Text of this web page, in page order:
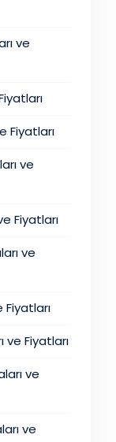
ve
Fiyatları
ve
Fiyatları
ve
Fiyatları
ve Fiyatları
ve
ve